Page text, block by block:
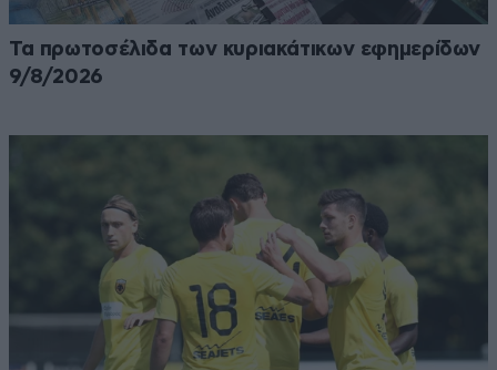
Τα πρωτοσέλιδα των κυριακάτικων εφημερίδων
9/8/2026